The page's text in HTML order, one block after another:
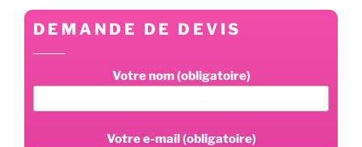
DEMANDE DE DEVIS
Votre nom (obligatoire)
Votre e-mail (obligatoire)